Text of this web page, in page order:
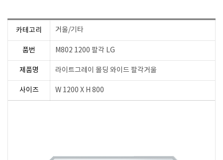
카테고리 거울/기타
품번 M802 1200 팔각 LG
제품명 라이트그레이 몰딩 와이드 팔각거울
사이즈 W 1200 X H 800